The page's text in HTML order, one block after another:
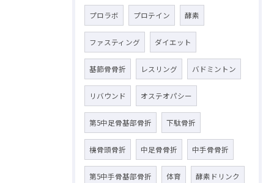
プロラボ プロテイン 酵素
ファスティング ダイエット
基節骨骨折 レスリング バドミントン
リバウンド オステオパシー
第5中足骨基部骨折 下駄骨折
橈骨頭骨折 中足骨骨折 中手骨骨折
第5中手骨基部骨折 体育 酵素ドリンク